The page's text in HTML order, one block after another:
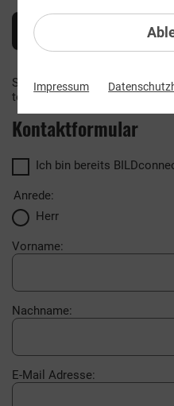
Alle FAQ anzeigen
Sie können uns auch über
telefonisch erreichen.
Kontaktformular
Ich bin bereits
Anrede:
Herr
Vorname:
Nachname:
E-Mail Adresse:
Impressum